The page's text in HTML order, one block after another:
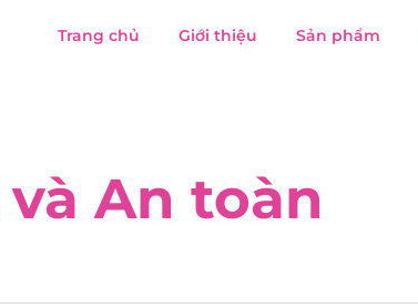
Trang chủ Giới thiệu Sản phẩm
An toàn